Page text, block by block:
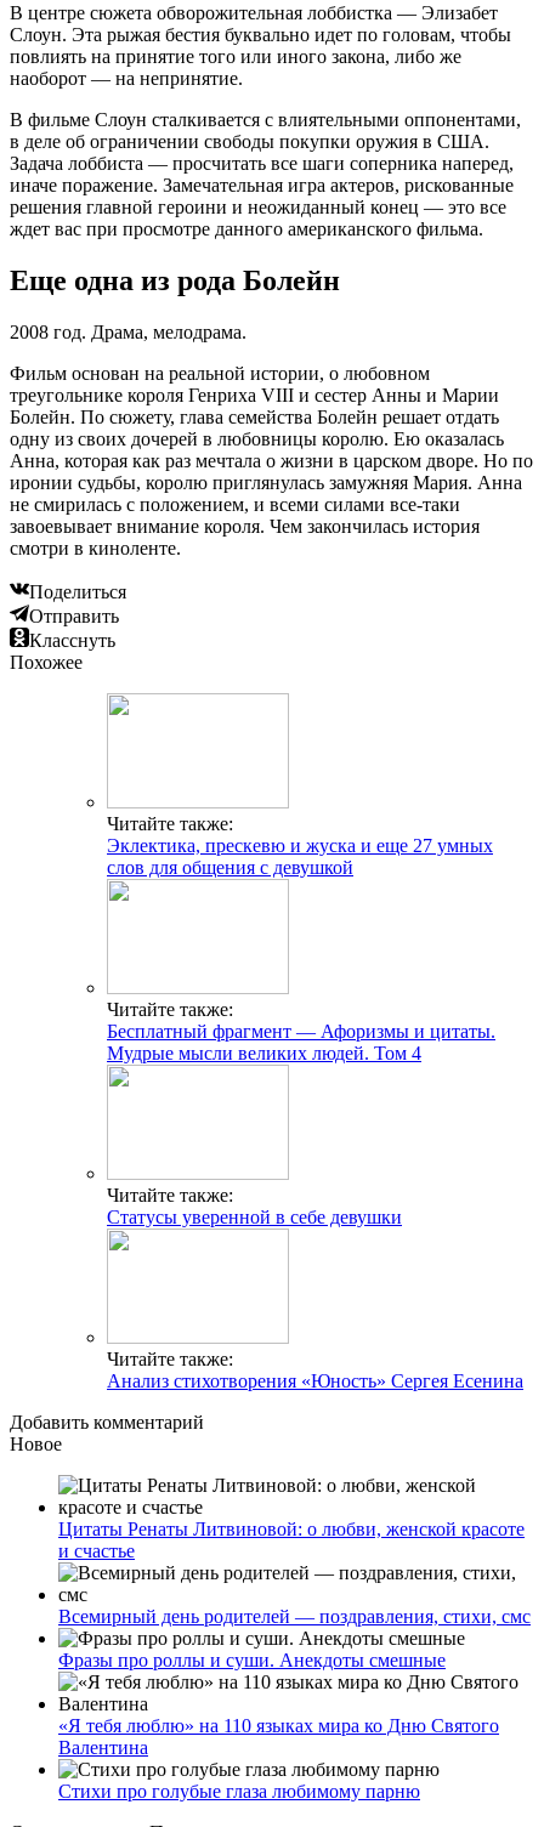
В центре сюжета обворожительная лоббистка — Элизабет
Слоун. Эта рыжая бестия буквально идет по головам, чтобы
повлиять на принятие того или иного закона, либо же
наоборот — на непринятие.
В фильме Слоун сталкивается с влиятельными оппонентами,
в деле об ограничении свободы покупки оружия в США.
Задача лоббиста — просчитать все шаги соперника наперед,
иначе поражение. Замечательная игра актеров, рискованные
решения главной героини и неожиданный конец — это все
ждет вас при просмотре данного американского фильма.
Еще одна из рода Болейн
2008 год. Драма, мелодрама.
Фильм основан на реальной истории, о любовном
треугольнике короля Генриха VIII и сестер Анны и Марии
Болейн. По сюжету, глава семейства Болейн решает отдать
одну из своих дочерей в любовницы королю. Ею оказалась
Анна, которая как раз мечтала о жизни в царском дворе. Но по
иронии судьбы, королю приглянулась замужняя Мария. Анна
не смирилась с положением, и всеми силами все-таки
завоевывает внимание короля. Чем закончилась история
смотри в киноленте.
Поделиться
Отправить
Класснуть
Похожее
Читайте также:
Эклектика, прескевю и жуска и еще 27 умных
слов для общения с девушкой
Читайте также:
Бесплатный фрагмент — Афоризмы и цитаты.
Мудрые мысли великих людей. Том 4
Читайте также:
Статусы уверенной в себе девушки
Читайте также:
Анализ стихотворения «Юность» Сергея Есенина
Добавить комментарий
Новое
Цитаты Ренаты Литвиновой: о любви, женской красоте
и счастье
Всемирный день родителей — поздравления, стихи, смс
Фразы про роллы и суши. Анекдоты смешные
«Я тебя люблю» на 110 языках мира ко Дню Святого
Валентина
Стихи про голубые глаза любимому парню